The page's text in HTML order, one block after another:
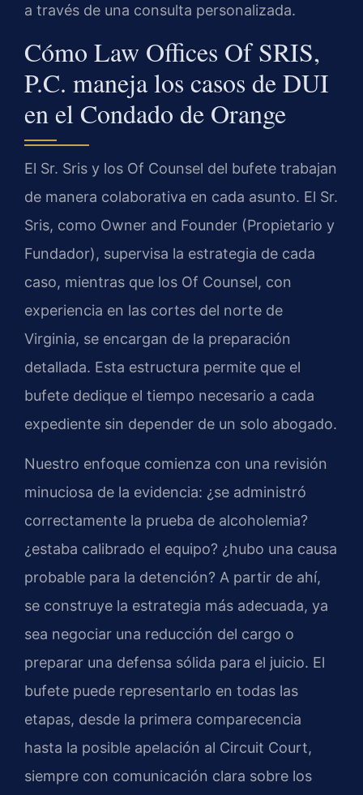
a través de una consulta personalizada.
Cómo Law Offices Of SRIS,
P.C. maneja los casos de DUI
en el Condado de Orange
El Sr. Sris y los Of Counsel del bufete trabajan
de manera colaborativa en cada asunto. El Sr.
Sris, como Owner and Founder (Propietario y
Fundador), supervisa la estrategia de cada
caso, mientras que los Of Counsel, con
experiencia en las cortes del norte de
Virginia, se encargan de la preparación
detallada. Esta estructura permite que el
bufete dedique el tiempo necesario a cada
expediente sin depender de un solo abogado.
Nuestro enfoque comienza con una revisión
minuciosa de la evidencia: ¿se administró
correctamente la prueba de alcoholemia?
¿estaba calibrado el equipo? ¿hubo una causa
probable para la detención? A partir de ahí,
se construye la estrategia más adecuada, ya
sea negociar una reducción del cargo o
preparar una defensa sólida para el juicio. El
bufete puede representarlo en todas las
etapas, desde la primera comparecencia
hasta la posible apelación al Circuit Court,
siempre con comunicación clara sobre los